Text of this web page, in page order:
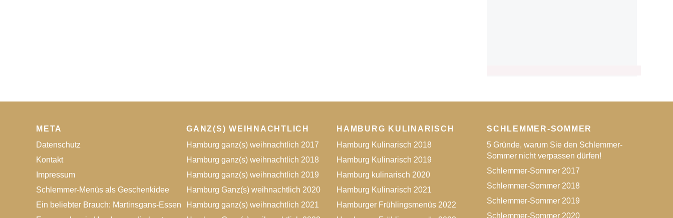
META
Datenschutz
Kontakt
Impressum
Schlemmer-Menüs als Geschenkidee
Ein beliebter Brauch: Martinsgans-Essen
GANZ(S) WEIHNACHTLICH
Hamburg ganz(s) weihnachtlich 2017
Hamburg ganz(s) weihnachtlich 2018
Hamburg ganz(s) weihnachtlich 2019
Hamburg Ganz(s) weihnachtlich 2020
Hamburg ganz(s) weihnachtlich 2021
HAMBURG KULINARISCH
Hamburg Kulinarisch 2018
Hamburg Kulinarisch 2019
Hamburg kulinarisch 2020
Hamburg Kulinarisch 2021
Hamburger Frühlingsmenüs 2022
SCHLEMMER-SOMMER
5 Gründe, warum Sie den Schlemmer-
Sommer nicht verpassen dürfen!
Schlemmer-Sommer 2017
Schlemmer-Sommer 2018
Schlemmer-Sommer 2019
Schlemmer-Sommer 2020